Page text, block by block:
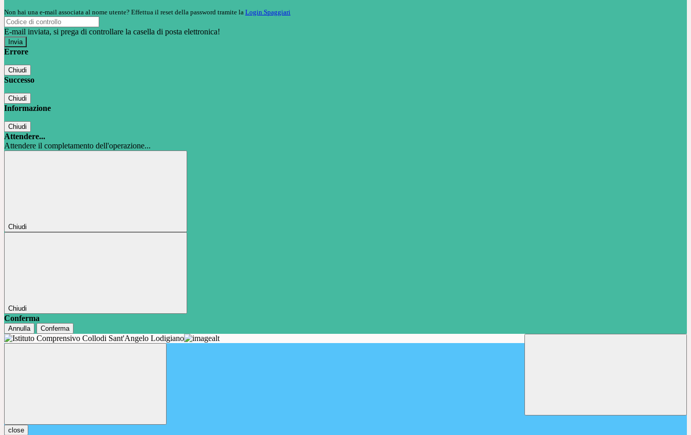
Non hai una e-mail associata al nome utente? Effettua il reset della password tramite la Login Spaggiari
E-mail inviata, si prega di controllare la casella di posta elettronica!
Errore
Chiudi
Successo
Chiudi
Informazione
Chiudi
Attendere...
Attendere il completamento dell'operazione...
Chiudi
Chiudi
Conferma
Annulla Conferma
close